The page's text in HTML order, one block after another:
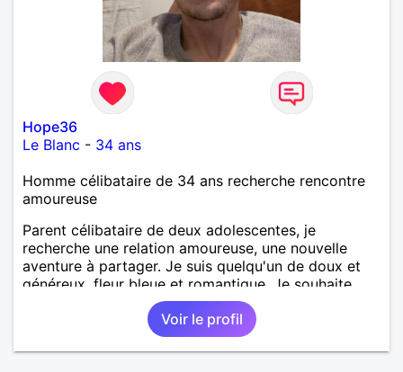
Hope36
Le Blanc - 34 ans
Homme célibataire de 34 ans recherche rencontre
amoureuse
Parent célibataire de deux adolescentes, je
recherche une relation amoureuse, une nouvelle
aventure à partager. Je suis quelqu'un de doux et
généreux, fleur bleue et romantique. Je souhaite
partager des moments de joie, de découverte, des
valeurs, de la simplicité.Voir le profil